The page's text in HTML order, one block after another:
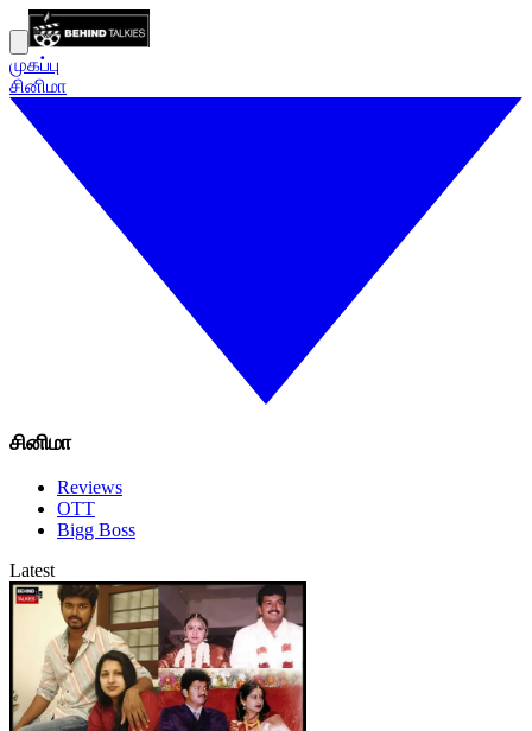
முகப்பு
சினிமா
சினிமா
Reviews
OTT
Bigg Boss
Latest